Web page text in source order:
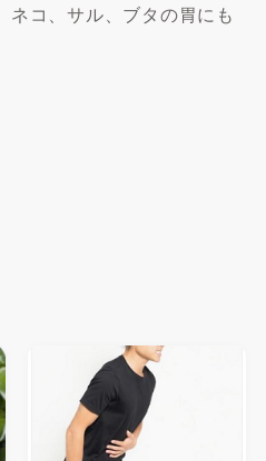
ネコ、サル、ブタの胃にも